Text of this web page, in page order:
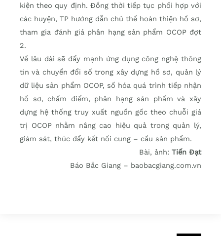
kiện theo quy định. Đồng thời tiếp tục phối hợp với
các huyện, TP hướng dẫn chủ thể hoàn thiện hồ sơ,
tham gia đánh giá phân hạng sản phẩm OCOP đợt
2.
Về lâu dài sẽ đẩy mạnh ứng dụng công nghệ thông
tin và chuyển đổi số trong xây dựng hồ sơ, quản lý
dữ liệu sản phẩm OCOP, số hóa quá trình tiếp nhận
hồ sơ, chấm điểm, phân hạng sản phẩm và xây
dựng hệ thống truy xuất nguồn gốc theo chuỗi giá
trị OCOP nhằm nâng cao hiệu quả trong quản lý,
giám sát, thúc đẩy kết nối cung – cầu sản phẩm.
Bài, ảnh: Tiến Đạt
Báo Bắc Giang – baobacgiang.com.vn